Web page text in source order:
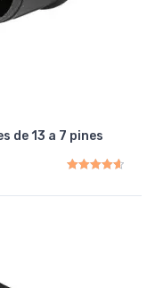
de 13 a 7 pines